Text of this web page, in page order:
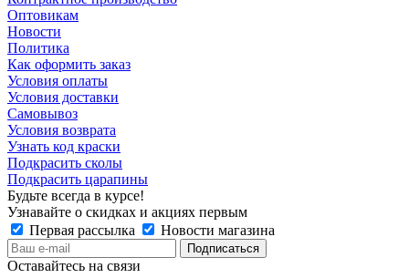
Оптовикам
Новости
Политика
Как оформить заказ
Условия оплаты
Условия доставки
Самовывоз
Условия возврата
Узнать код краски
Подкрасить сколы
Подкрасить царапины
Будьте всегда в курсе!
Узнавайте о скидках и акциях первым
Первая рассылка
Новости магазина
Оставайтесь на связи